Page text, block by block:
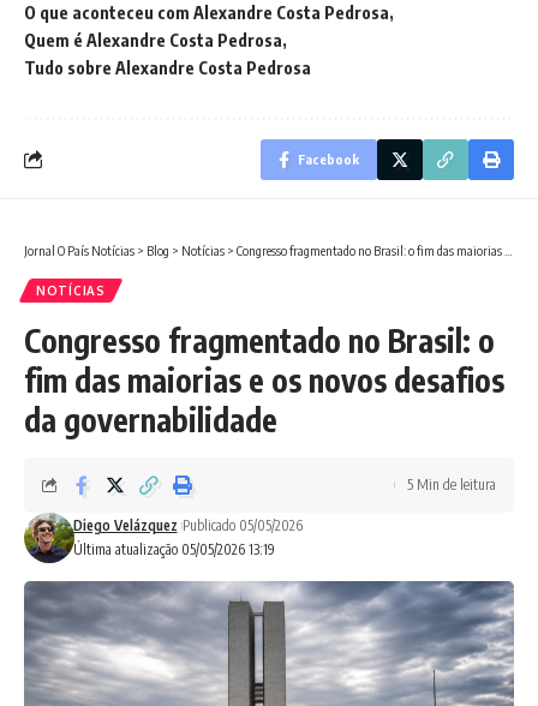
O que aconteceu com Alexandre Costa Pedrosa
Quem é Alexandre Costa Pedrosa
Tudo sobre Alexandre Costa Pedrosa
Facebook
Jornal O País Notícias > Blog > Notícias > Congresso fragmentado no Brasil: o fim das maiorias e os novos desafios da governabilidade
NOTÍCIAS
Congresso fragmentado no Brasil: o
fim das maiorias e os novos desafios
da governabilidade
Última atualização 05/05/2026 13:19
Diego Velázquez Publicado 05/05/2026
5 Min de leitura